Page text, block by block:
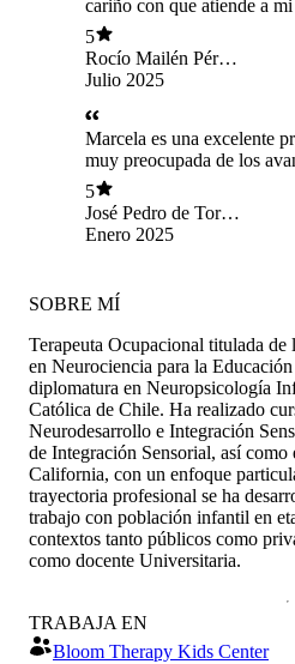
cariño con que atiende a
muchos progresos
5
Rocío Mailén Pérez
Aguilera
Julio 2025
Marcela es una excelente
muy preocupada de los
estoy muy contenta con los
tenido mi hijo en su terapia.
5
José Pedro de Toro
Gonzalez
Enero 2025
SOBRE MÍ
Terapeuta Ocupacional titulada
en Neurociencia para la
diplomatura en Neuropsicología
Católica de Chile. Ha realizado
Neurodesarrollo e Integración
de Integración Sensorial, así
California, con un enfoque
trayectoria profesional se ha
trabajo con población infantil en
contextos tanto públicos como
como docente Universitaria.
TRABAJA EN
Bloom Therapy Kids Center